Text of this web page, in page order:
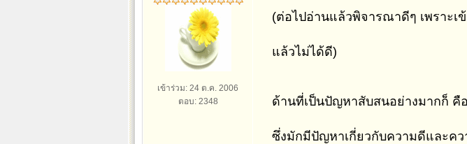
เข้าร่วม: 24 ต.ค. 2006
ตอบ: 2348
(ต่อไปอ่านแล้วพิจารณาดีๆ เพราะเ
แล้วไม่ได้ดี)
ด้านที่เป็นปัญหาสับสนอย่างมากก็
ซึ่งมักมีปัญหาเกี่ยวกับความดีและคว